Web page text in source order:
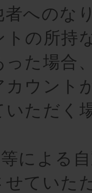
者へのな
トの所持
った場合
カウント
いただく
による
せていた